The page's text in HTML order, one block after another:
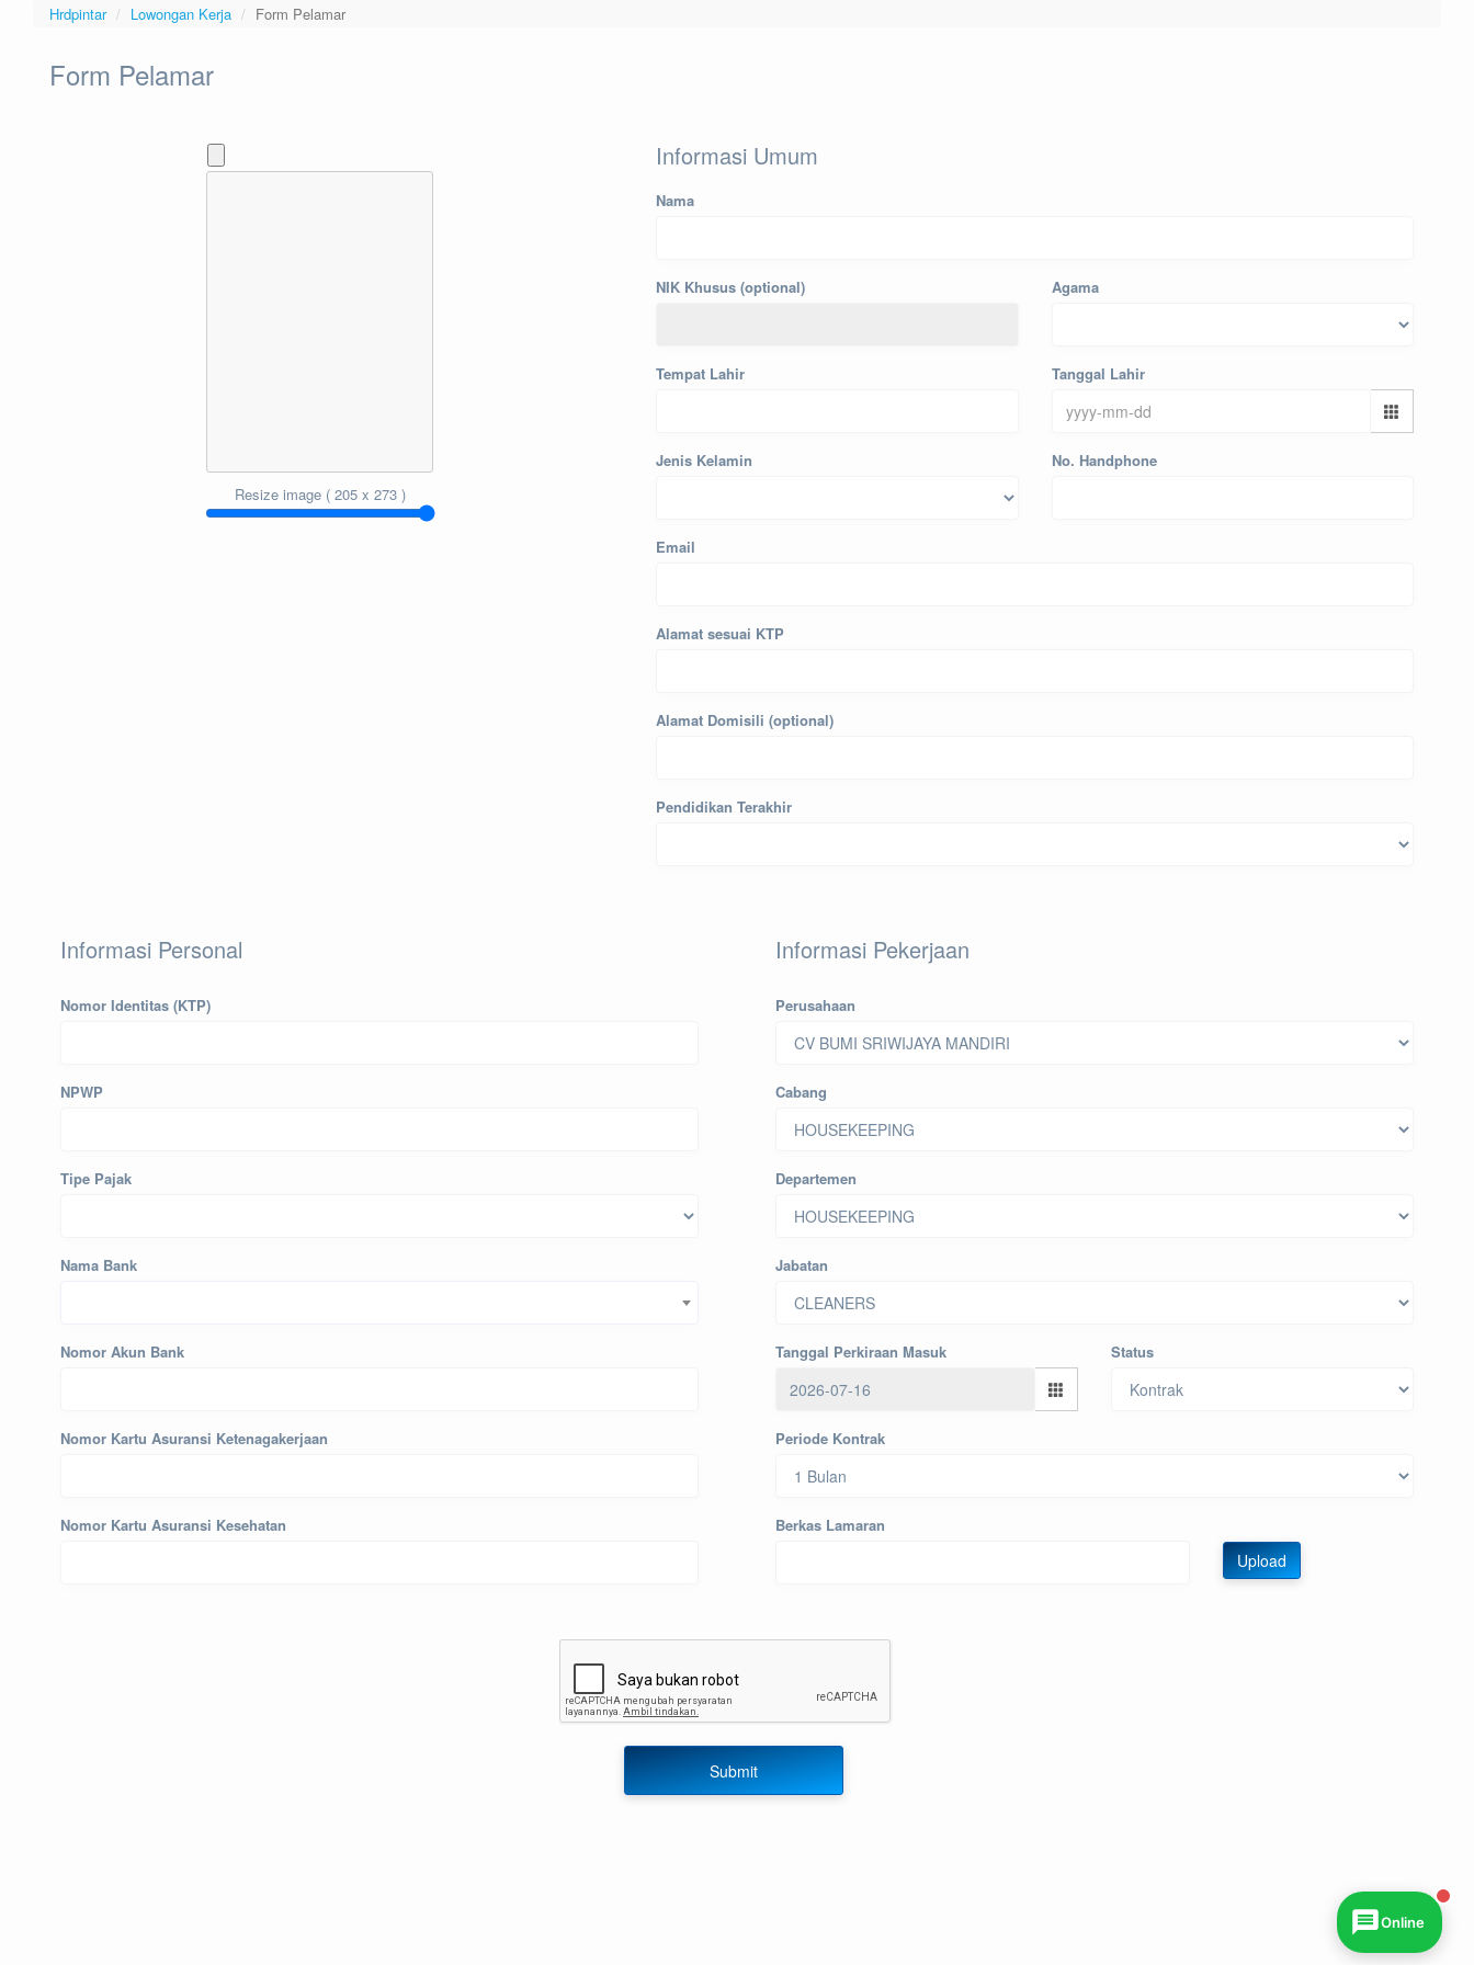
Hrdpintar Lowongan Kerja Form Pelamar
Form Pelamar
Resize image ( 205 x 273 )
Informasi Umum
Nama
NIK Khusus (optional) Agama
Tempat Lahir Tanggal Lahir
Jenis Kelamin No. Handphone
Email
Alamat sesuai KTP
Alamat Domisili (optional)
Pendidikan Terakhir
Informasi Personal
Nomor Identitas (KTP)
NPWP
Tipe Pajak
Nama Bank
Nomor Akun Bank
Nomor Kartu Asuransi Ketenagakerjaan
Nomor Kartu Asuransi Kesehatan
Informasi Pekerjaan
Perusahaan
Cabang
Departemen
Jabatan
Tanggal Perkiraan Masuk Status
Periode Kontrak
Berkas Lamaran
Upload
Submit
Online